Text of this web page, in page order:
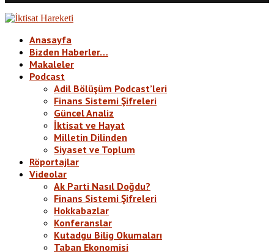
Anasayfa
Bizden Haberler…
Makaleler
Podcast
Adil Bölüşüm Podcast’leri
Finans Sistemi Şifreleri
Güncel Analiz
İktisat ve Hayat
Milletin Dilinden
Siyaset ve Toplum
Röportajlar
Videolar
Ak Parti Nasıl Doğdu?
Finans Sistemi Şifreleri
Hokkabazlar
Konferanslar
Kutadgu Bilig Okumaları
Taban Ekonomisi